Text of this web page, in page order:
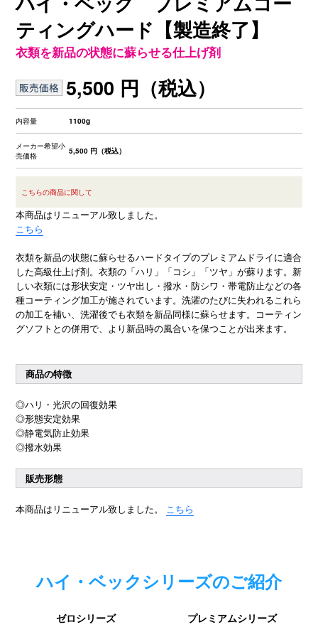
ティングハード【製造終了】
衣類を新品の状態に蘇らせる仕上げ剤
5,500 円 （税込）
内容量 1100g
メーカー希望小
売価格
5,500 円 （税込）
こちらの商品に関して
本商品はリニューアル致しました。
こちら
衣類を新品の状態に蘇らせるハードタイプのプレミアムドライに適合
した高級仕上げ剤。衣類の「ハリ」「コシ」「ツヤ」が蘇ります。新
しい衣類には形状安定・ツヤ出し・撥水・防シワ・帯電防止などの各
種コーティング加工が施されています。洗濯のたびに失われるこれら
の加工を補い、洗濯後でも衣類を新品同様に蘇らせます。コーティン
グソフトとの併用で、より新品時の風合いを保つことが出来ます。
商品の特徴
◎ハリ・光沢の回復効果
◎形態安定効果
◎静電気防止効果
◎撥水効果
販売形態
本商品はリニューアル致しました。 こちら
ハイ・ベックシリーズのご紹介
ゼロシリーズ
プレミアムシリーズ